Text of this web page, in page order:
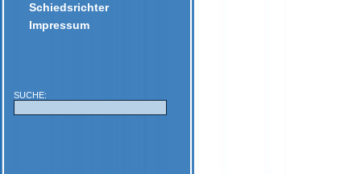
Schiedsrichter
Impressum
SUCHE: